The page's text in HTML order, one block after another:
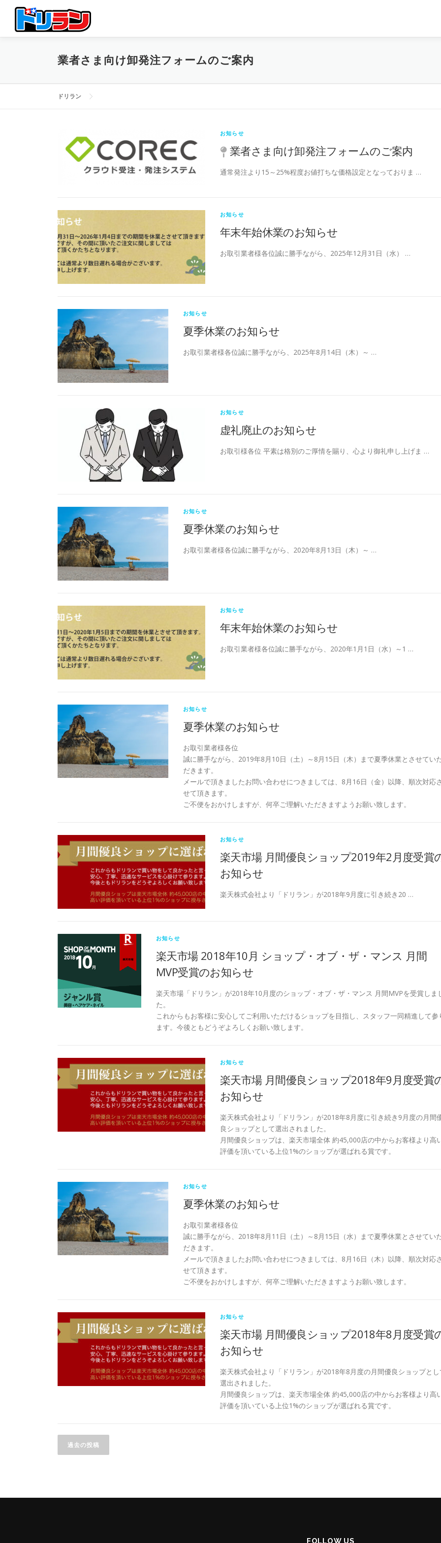
ン
業者さま向け卸発注フォームのご案内
ドリラン
お知らせ
業者さま向け卸発注フォームのご案内
通常発注より15～25%程度お値打ちな価格設定となっておりま …
お知らせ
年末年始休業のお知らせ
お取引業者様各位誠に勝手ながら、2025年12月31日（水） …
お知らせ
夏季休業のお知らせ
お取引業者様各位誠に勝手ながら、2025年8月14日（木）～ …
お知らせ
虚礼廃止のお知らせ
お取引様各位 平素は格別のご厚情を賜り、心より御礼申し上げま …
お知らせ
夏季休業のお知らせ
お取引業者様各位誠に勝手ながら、2020年8月13日（木）～ …
お知らせ
年末年始休業のお知らせ
お取引業者様各位誠に勝手ながら、2020年1月1日（水）～1 …
お知らせ
夏季休業のお知らせ
お取引業者様各位
誠に勝手ながら、2019年8月10日（土）～8月15日（木）まで夏季休業とさせてい
だきます。
メールで頂きましたお問い合わせにつきましては、8月16日（金）以降、順次対応さ
せて頂きます。
ご不便をおかけしますが、何卒ご理解いただきますようお願い致します。
お知らせ
楽天市場 月間優良ショップ2019年2月度受賞
お知らせ
楽天株式会社より「ドリラン」が2018年9月度に引き続き20 …
お知らせ
楽天市場 2018年10月 ショップ・オブ・ザ・マンス 月間
MVP受賞のお知らせ
楽天市場「ドリラン」が2018年10月度のショップ・オブ・ザ・マンス 月間MVPを受賞しま
た。
これからもお客様に安心してご利用いただけるショップを目指し、スタッフ一同精進して参
ます。今後ともどうぞよろしくお願い致します。
お知らせ
楽天市場 月間優良ショップ2018年9月度受賞
お知らせ
楽天株式会社より「ドリラン」が2018年8月度に引き続き9月度の月間
良ショップとして選出されました。
月間優良ショップは、楽天市場全体 約45,000店の中からお客様より高
評価を頂いている上位1%のショップが選ばれる賞です。
お知らせ
夏季休業のお知らせ
お取引業者様各位
誠に勝手ながら、2018年8月11日（土）～8月15日（水）まで夏季休業とさせてい
だきます。
メールで頂きましたお問い合わせにつきましては、8月16日（木）以降、順次対応さ
せて頂きます。
ご不便をおかけしますが、何卒ご理解いただきますようお願い致します。
お知らせ
楽天市場 月間優良ショップ2018年8月度受賞
お知らせ
楽天株式会社より「ドリラン」が2018年8月度の月間優良ショップとし
選出されました。
月間優良ショップは、楽天市場全体 約45,000店の中からお客様より高
評価を頂いている上位1%のショップが選ばれる賞です。
投
稿過去の投稿
FOLLOW US